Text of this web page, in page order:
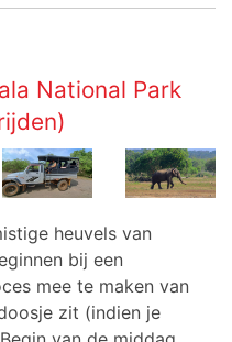
National Park
heuvels van
bij een
mee te maken van
zit (indien je